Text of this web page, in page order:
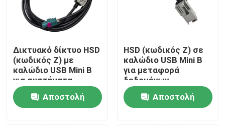
Ελεγχος ποιότητας
Επικοινωνήστε μαζί μας
Ζητήστε μια προσφορά
Δικτυακό δίκτυο HSD
(κωδικός Z) με
καλώδιο USB Mini B
για συστήματα
επικοινωνίας
οχημάτωνΑποστολή
HSD (κωδικός Z) σε
καλώδιο USB Mini B
για μεταφορά
δεδομένων
αυτοκινήτου υψηλής
ταχύτηταςΑποστολή